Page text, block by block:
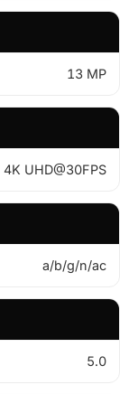
13 MP
4K UHD@30FPS
a/b/g/n/ac
5.0